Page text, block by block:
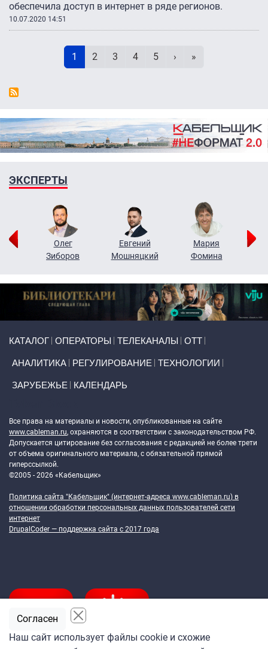
обеспечила доступ в интернет в ряде регионов.
10.07.2020 14:51
Текущая страница
1 Page
2 Page
3 Page
4 Page
5 Следующая
› Последняя
»
ЭКСПЕРТЫ
Олег
Зиборов
Евгений
Мошняцкий
Мария
Фомина
КАТАЛОГ ОПЕРАТОРЫ ТЕЛЕКАНАЛЫ ОТТ
АНАЛИТИКА РЕГУЛИРОВАНИЕ ТЕХНОЛОГИИ
ЗАРУБЕЖЬЕ КАЛЕНДАРЬ
Все права на материалы и новости, опубликованные на сайте
www.cableman.ru, охраняются в соответствии с законодательством РФ.
Допускается цитирование без согласования с редакцией не более трети
от объема оригинального материала, с обязательной прямой
гиперссылкой.
©2005 - 2026 «Кабельщик»
Политика сайта "Кабельщик" (интернет-адреса www.cableman.ru) в
отношении обработки персональных данных пользователей сети
интернет
DrupalCoder — поддержка сайта c 2017 года
Наш сайт использует файлы cookie и схожие
Согласен